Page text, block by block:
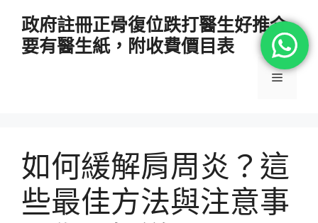
政府註冊正骨復位跌打醫生好推介
要有醫生紙，附收費價目表
選
如何緩解肩周炎？這
些最佳方法與注意事